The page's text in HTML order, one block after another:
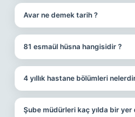
Avar ne demek tarih ?
81 esmaül hüsna hangisidir ?
4 yıllık hastane bölümleri
Şube müdürleri kaç yılda bir